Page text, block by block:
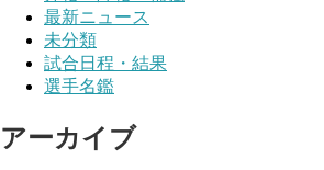
最新ニュース
未分類
試合日程・結果
選手名鑑
アーカイブ